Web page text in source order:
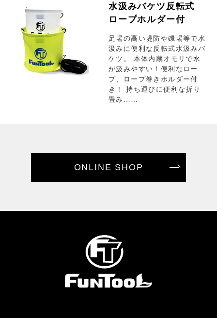
水汲みバケツ反転式
ロープホルダー付
足場の高い堤防や磯場等で水
汲みに便利な反転式水汲みバ
ケツ。 本体内蔵オモリで水
が汲みやすい！便利なロー
プ、ロープ巻きホルダー付
き！ 持ち運びに便利な折り
畳み……
ONLINE SHOP